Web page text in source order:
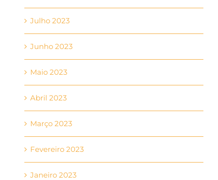
Julho 2023
Junho 2023
Maio 2023
Abril 2023
Março 2023
Fevereiro 2023
Janeiro 2023